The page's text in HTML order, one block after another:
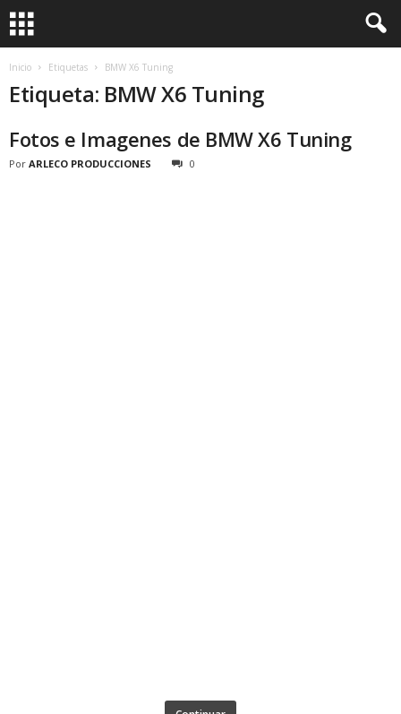
Inicio Etiquetas BMW X6 Tuning
Etiqueta: BMW X6 Tuning
Fotos e Imagenes de BMW X6 Tuning
Por ARLECO PRODUCCIONES 0